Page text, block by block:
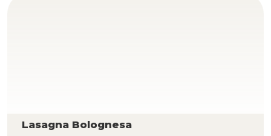
Lasagna Bolognesa